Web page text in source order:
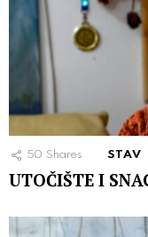
50 Shares STAV
UTOČIŠTE I